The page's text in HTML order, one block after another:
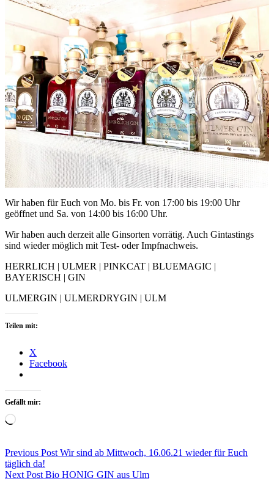
Wir haben für Euch von Mo. bis Fr. von 17:00 bis 19:00 Uhr
geöffnet und Sa. von 14:00 bis 16:00 Uhr.
Wir haben auch derzeit alle Ginsorten vorrätig. Auch Gintastings
sind wieder möglich mit Test- oder Impfnachweis.
HERRLICH | ULMER | PINKCAT | BLUEMAGIC |
BAYERISCH | GIN
ULMERGIN | ULMERDRYGIN | ULM
Teilen mit:
X
Facebook
Gefällt mir:
Wird
Beitragsnavigation
Previous Post Wir sind ab Mittwoch, 16.06.21 wieder für Euch
täglich da!
Next Post Bio HONIG GIN aus Ulm